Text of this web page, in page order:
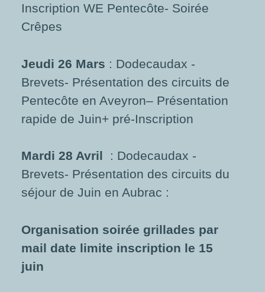
Inscription WE Pentecôte- Soirée
Crêpes
Jeudi 26 Mars : Dodecaudax -
Brevets- Présentation des circuits de
Pentecôte en Aveyron– Présentation
rapide de Juin+ pré-Inscription
Mardi 28 Avril
: Dodecaudax -
Brevets- Présentation des circuits du
séjour de Juin en Aubrac :
Organisation soirée grillades par
mail date limite inscription le 15
juin